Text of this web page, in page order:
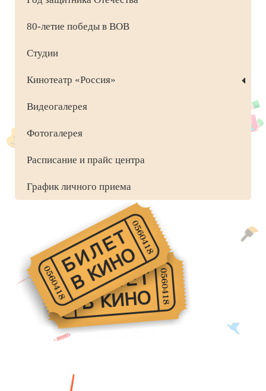
80-летие победы в ВОВ
Студии
Кинотеатр «Россия»
Видеогалерея
Фотогалерея
Расписание и прайс центра
График личного приема